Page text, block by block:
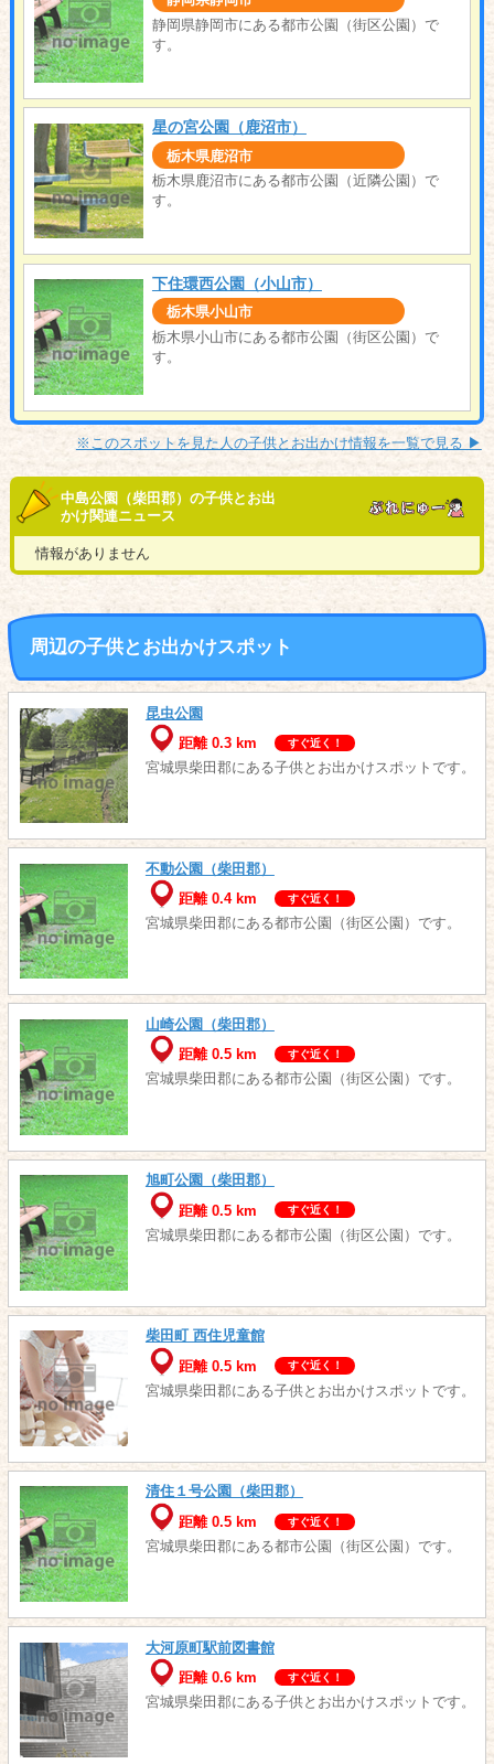
静岡県静岡市にある都市公園（街区公園）で
す。
星の宮公園（鹿沼市）
栃木県鹿沼市
栃木県鹿沼市にある都市公園（近隣公園）で
す。
下住環西公園（小山市）
栃木県小山市
栃木県小山市にある都市公園（街区公園）で
す。
※このスポットを見た人の子供とお出かけ情報を一覧で見る ▶︎
中島公園（柴田郡）の子供とお出
かけ関連ニュース
情報がありません
周辺の子供とお出かけスポット
昆虫公園
距離 0.3 km
すぐ近く！
宮城県柴田郡にある子供とお出かけスポットです。
不動公園（柴田郡）
距離 0.4 km
すぐ近く！
宮城県柴田郡にある都市公園（街区公園）です。
山崎公園（柴田郡）
距離 0.5 km
すぐ近く！
宮城県柴田郡にある都市公園（街区公園）です。
旭町公園（柴田郡）
距離 0.5 km
すぐ近く！
宮城県柴田郡にある都市公園（街区公園）です。
柴田町 西住児童館
距離 0.5 km
すぐ近く！
宮城県柴田郡にある子供とお出かけスポットです。
清住１号公園（柴田郡）
距離 0.5 km
すぐ近く！
宮城県柴田郡にある都市公園（街区公園）です。
大河原町駅前図書館
距離 0.6 km
すぐ近く！
宮城県柴田郡にある子供とお出かけスポットです。